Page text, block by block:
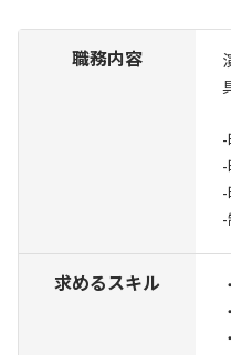
職務内容
-
-
-
-
求めるスキル